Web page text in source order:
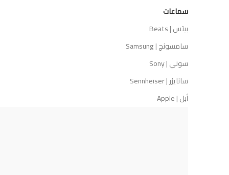
سماعات
بيتس | Beats
سامسونج | Samsung
سوني | Sony
سانايزر | Sennheiser